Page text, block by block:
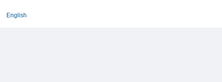
English